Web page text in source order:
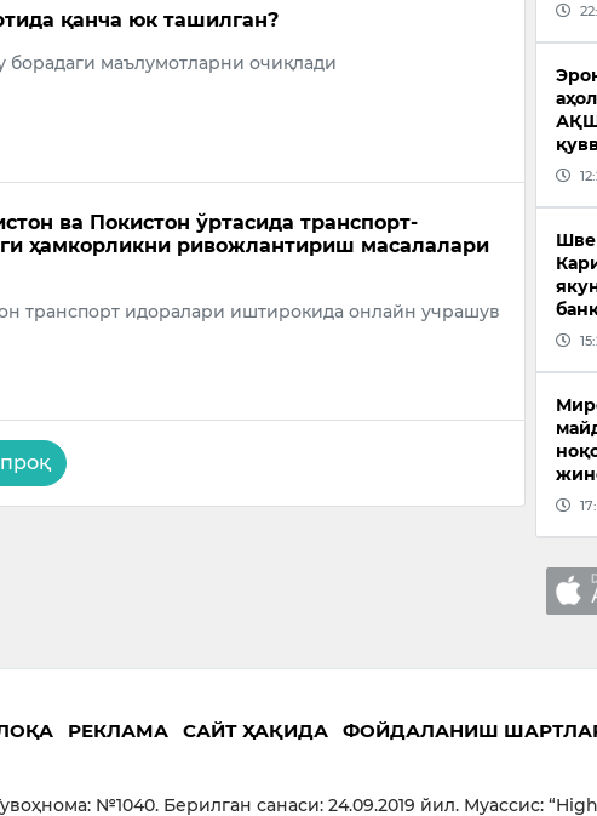
қанча юк ташилган?
борадаги маълумотларни очиқлади
ва Покистон ўртасида транспорт-
ҳамкорликни ривожлантириш масалалари
транспорт идоралари иштирокида онлайн учрашув
АҚШ
РЕКЛАМА САЙТ ҲАҚИДА ФОЙДАЛАНИШ
№1040. Берилган санаси: 24.09.2019 йил. Муассис: “High